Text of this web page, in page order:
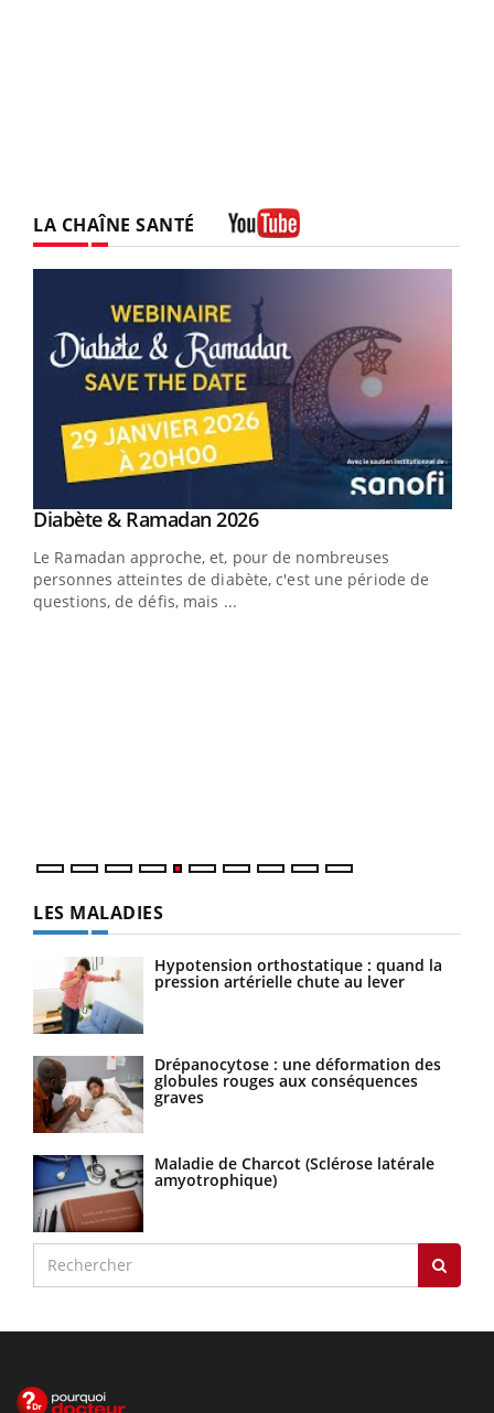
LA CHAÎNE SANTÉ
Youtube
Diabète & Ramadan 2026Youtube
Le Ramadan approche, et, pour de nombreuses
personnes atteintes de diabète, c'est une période de
questions, de défis, mais ...
LES MALADIES
Hypotension orthostatique : quand la
pression artérielle chute au lever
Drépanocytose : une déformation des
globules rouges aux conséquences
graves
Maladie de Charcot (Sclérose latérale
amyotrophique)